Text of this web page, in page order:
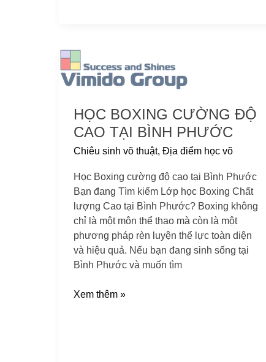
HỌC BOXING CƯỜNG ĐỘ
CAO TẠI BÌNH PHƯỚC
Chiêu sinh võ thuật, Địa điểm học võ
Học Boxing cường độ cao tại Bình Phước
Bạn đang Tìm kiếm Lớp học Boxing Chất
lượng Cao tại Bình Phước? Boxing không
chỉ là một môn thể thao mà còn là một
phương pháp rèn luyện thể lực toàn diện
và hiệu quả. Nếu bạn đang sinh sống tại
Bình Phước và muốn tìm
Boxing
cường
cao
tại
Phước
Xem thêm »